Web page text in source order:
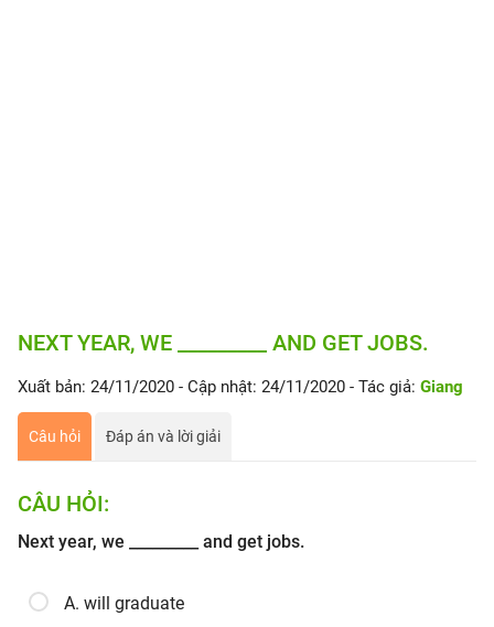
NEXT YEAR, WE _________ AND GET JOBS.
Xuất bản: 24/11/2020 - Cập nhật: 24/11/2020 - Tác giả: Giang
Câu hỏi Đáp án và lời giải
CÂU HỎI:
Next year, we _________ and get jobs.
A. will graduate